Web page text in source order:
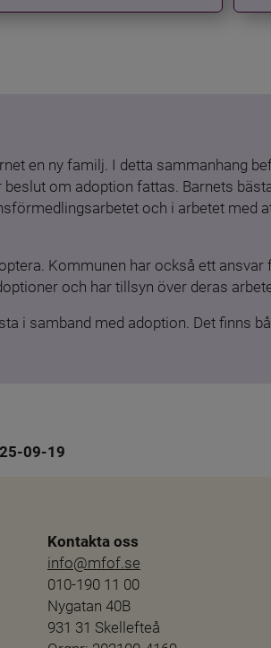
en ny familj. I detta sammanhang
om adoption fattas. Barnets
och i arbetet med
Kommunen har också ett
och har tillsyn över deras
i samband med adoption. Det finns
09-19
Kontakta oss
info@mfof.se
010-190 11 00
Nygatan 40B
931 31 Skellefteå